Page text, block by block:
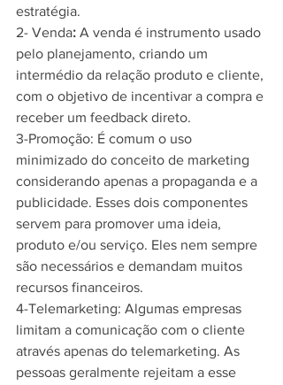
estratégia.
2- Venda: A venda é instrumento usado
pelo planejamento, criando um
intermédio da relação produto e cliente,
com o objetivo de incentivar a compra e
receber um feedback direto.
3-Promoção: É comum o uso
minimizado do conceito de marketing
considerando apenas a propaganda e a
publicidade. Esses dois componentes
servem para promover uma ideia,
produto e/ou serviço. Eles nem sempre
são necessários e demandam muitos
recursos financeiros.
4-Telemarketing: Algumas empresas
limitam a comunicação com o cliente
através apenas do telemarketing. As
pessoas geralmente rejeitam a esse